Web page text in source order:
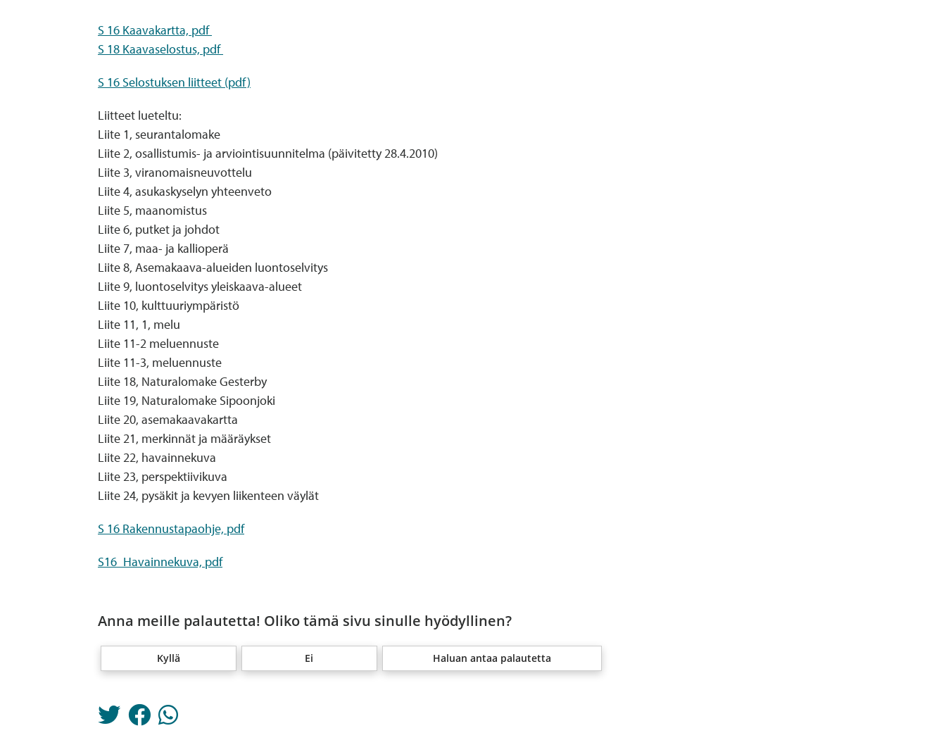
S 16 Kaavakartta, pdf
S 18 Kaavaselostus, pdf
S 16 Selostuksen liitteet (pdf)
Liitteet lueteltu:
Liite 1, seurantalomake
Liite 2, osallistumis- ja arviointisuunnitelma (päivitetty 28.4.2010)
Liite 3, viranomaisneuvottelu
Liite 4, asukaskyselyn yhteenveto
Liite 5, maanomistus
Liite 6, putket ja johdot
Liite 7, maa- ja kallioperä
Liite 8, Asemakaava-alueiden luontoselvitys
Liite 9, luontoselvitys yleiskaava-alueet
Liite 10, kulttuuriympäristö
Liite 11, 1, melu
Liite 11-2 meluennuste
Liite 11-3, meluennuste
Liite 18, Naturalomake Gesterby
Liite 19, Naturalomake Sipoonjoki
Liite 20, asemakaavakartta
Liite 21, merkinnät ja määräykset
Liite 22, havainnekuva
Liite 23, perspektiivikuva
Liite 24, pysäkit ja kevyen liikenteen väylät
S 16 Rakennustapaohje, pdf
S16_Havainnekuva, pdf
Anna meille palautetta! Oliko tämä sivu sinulle hyödyllinen?
Kyllä Ei Haluan antaa palautetta